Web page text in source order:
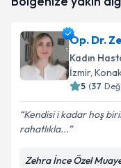
talebi oluşturun.
bilgilendireceğiz.
E-posta
Kişisel
kapsamda
Op. Dr.
Kadın
İzmir,
5 (37
Kendisi i kadar hoş
rahatlıkla...
Zehra İnce Özel